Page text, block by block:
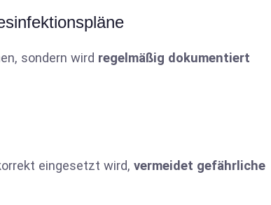
sondern wird regelmäßig dokumentiert
eingesetzt wird, vermeidet gefährliche